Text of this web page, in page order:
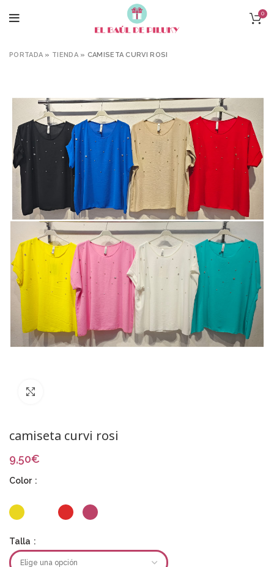
0
PORTADA » TIENDA» CAMISETA CURVI ROSI
camiseta curvi rosi
9,50€
Color
Talla